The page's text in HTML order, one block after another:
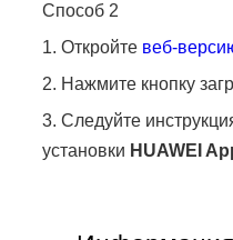
Способ 2
1. Откройте веб-
2. Нажмите кнопку
3. Следуйте
установки HUAWEI